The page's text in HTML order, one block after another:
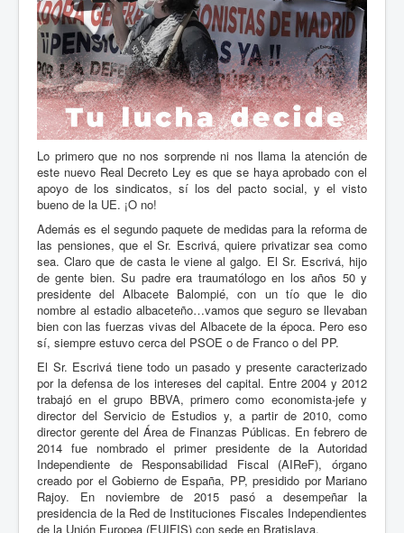
Lo primero que no nos sorprende ni nos llama la atención de
este nuevo Real Decreto Ley es que se haya aprobado con el
apoyo de los sindicatos, sí los del pacto social, y el visto
bueno de la UE. ¡O no!
Además es el segundo paquete de medidas para la reforma de
las pensiones, que el Sr. Escrivá, quiere privatizar sea como
sea. Claro que de casta le viene al galgo. El Sr. Escrivá, hijo
de gente bien. Su padre era traumatólogo en los años 50 y
presidente del Albacete Balompié, con un tío que le dio
nombre al estadio albaceteño…vamos que seguro se llevaban
bien con las fuerzas vivas del Albacete de la época. Pero eso
sí, siempre estuvo cerca del PSOE o de Franco o del PP.
El Sr. Escrivá tiene todo un pasado y presente caracterizado
por la defensa de los intereses del capital. Entre 2004 y 2012
trabajó en el grupo BBVA, primero como economista-jefe y
director del Servicio de Estudios y, a partir de 2010, como
director gerente del Área de Finanzas Públicas. En febrero de
2014 fue nombrado el primer presidente de la Autoridad
Independiente de Responsabilidad Fiscal (AIReF), órgano
creado por el Gobierno de España, PP, presidido por Mariano
Rajoy. En noviembre de 2015 pasó a desempeñar la
presidencia de la Red de Instituciones Fiscales Independientes
de la Unión Europea (EUIFIS) con sede en Bratislava.